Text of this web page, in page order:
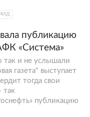
публикацию
«Система»
так и не услышали
газета" выступает
тогда свои
так
публикацию